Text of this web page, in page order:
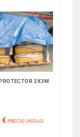
2X3M
€ PRECIO UNIDAD